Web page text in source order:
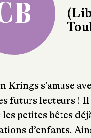
Krings s’amuse
futurs lecteurs !
petites bêtes
d’enfants.